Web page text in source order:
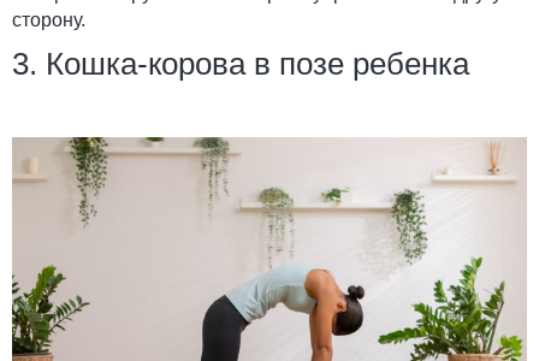
сторону.
3. Кошка-корова в позе ребенка